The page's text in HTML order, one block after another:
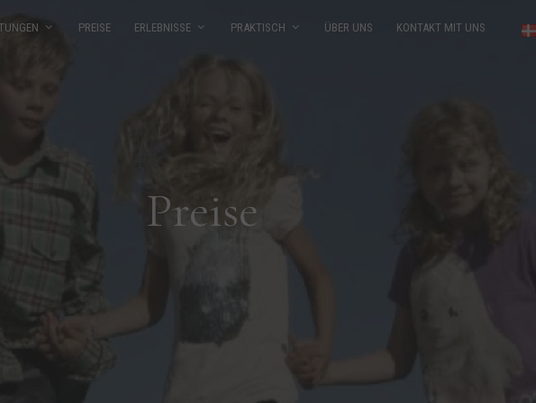
PREISE ERLEBNISSE PRAKTISCH ÜBER UNS KONTAKT MIT UNS
Preise